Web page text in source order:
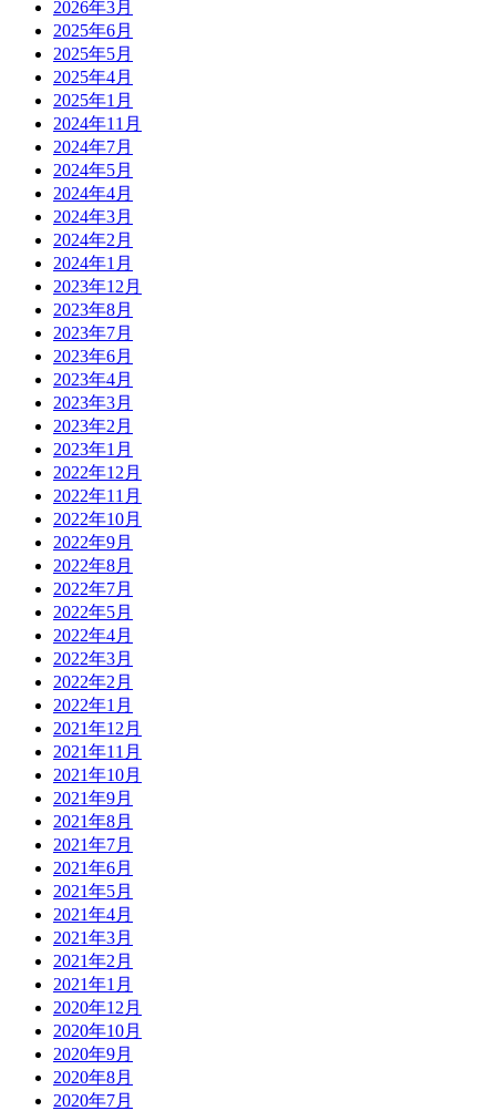
2026年3月
2025年6月
2025年5月
2025年4月
2025年1月
2024年11月
2024年7月
2024年5月
2024年4月
2024年3月
2024年2月
2024年1月
2023年12月
2023年8月
2023年7月
2023年6月
2023年4月
2023年3月
2023年2月
2023年1月
2022年12月
2022年11月
2022年10月
2022年9月
2022年8月
2022年7月
2022年5月
2022年4月
2022年3月
2022年2月
2022年1月
2021年12月
2021年11月
2021年10月
2021年9月
2021年8月
2021年7月
2021年6月
2021年5月
2021年4月
2021年3月
2021年2月
2021年1月
2020年12月
2020年10月
2020年9月
2020年8月
2020年7月